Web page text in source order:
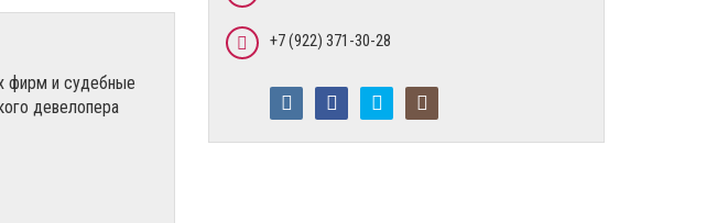
фирм и судебные
девелопера
+7 (922) 371-30-28